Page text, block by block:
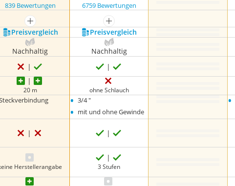
839 Bewertungen 6759 Bewertungen
mehr anzeigen mehr anzeigen
Preis­vergleich Preis­vergleich
Nachhaltig Nachhaltig
20 m ohne Schlauch
• 3/4 "
• mit und ohne Gewinde
•
Herstellerangabe 3 Stufen